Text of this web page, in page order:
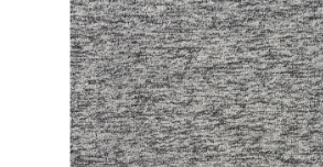
hvězdiček.